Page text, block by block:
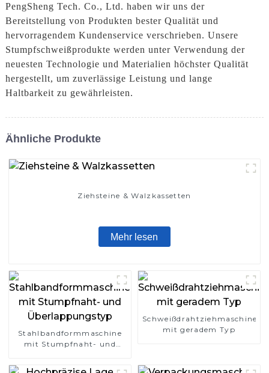
PengSheng Tech. Co., Ltd. haben wir uns der
Bereitstellung von Produkten bester Qualität und
hervorragendem Kundenservice verschrieben. Unsere
Stumpfschweißprodukte werden unter Verwendung der
neuesten Technologie und Materialien höchster Qualität
hergestellt, um zuverlässige Leistung und lange
Haltbarkeit zu gewährleisten.
Ähnliche Produkte
Ziehsteine ​​& Walzkassetten
Mehr lesen
Stahlbandformmaschine
mit Stumpfnaht- und
Schweißdrahtziehmaschine
mit geradem Typ